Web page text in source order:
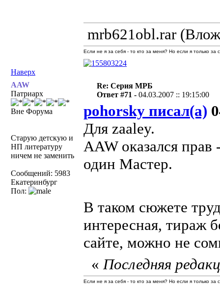
Наверх
mrb621obl.rar
Если не я за себя - то кто за меня? Но если я только
AAW
Патриарх
Вне Форума
Старую детскую и
НП литературу
ничем не заменить
Сообщений: 5983
Екатеринбург
Пол:
Re: Серия МРБ
Ответ #71 -04.03.2007 :: 19:15:00
pohorsky писал(а)
Для zaaley.
AAW оказался
один Мастер.
В таком сюжете
интересная, тираж
сайте, можно не
«Последняя
Если не я за себя - то кто за меня? Но если я только